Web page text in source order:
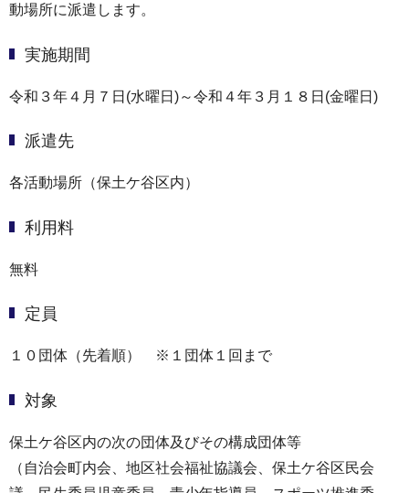
動場所に派遣します。
実施期間
令和３年４月７日(水曜日)～令和４年３月１８日(金曜日)
派遣先
各活動場所（保土ケ谷区内）
利用料
無料
定員
１０団体（先着順） ※１団体１回まで
対象
保土ケ谷区内の次の団体及びその構成団体等
（自治会町内会、地区社会福祉協議会、保土ケ谷区民会